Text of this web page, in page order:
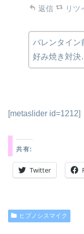
返信 リツ
バレンタイン
好み焼き対
[metaslider id=1212]
共有:
Twitter
ヒプノシスマイク